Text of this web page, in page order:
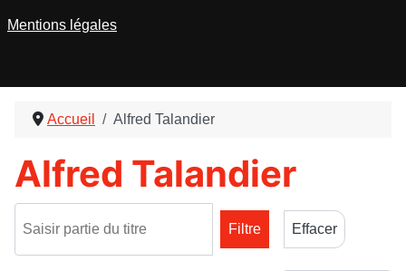
Accueil Alfred Talandier
Alfred Talandier
Filtre
Effacer
Mentions légales